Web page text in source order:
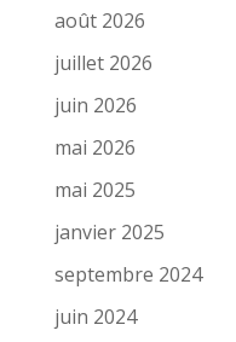
août 2026
juillet 2026
juin 2026
mai 2026
mai 2025
janvier 2025
septembre 2024
juin 2024